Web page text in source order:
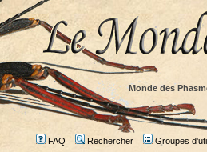
Monde des
FAQ Rechercher Groupes